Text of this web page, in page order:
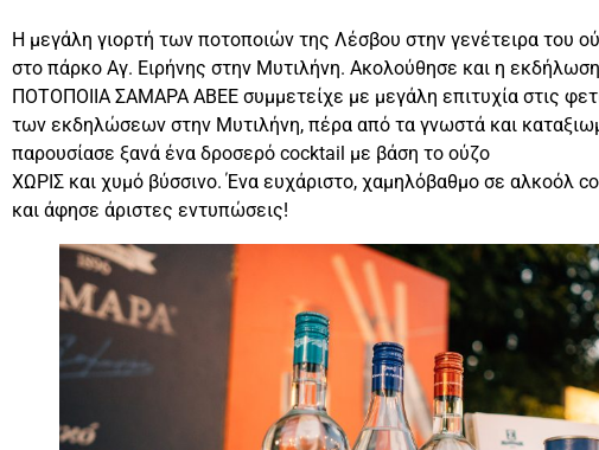
Η μεγάλη γιορτή των ποτοποιών της Λέσβου στην γενέτειρα του
στο πάρκο Αγ. Ειρήνης στην Μυτιλήνη. Ακολούθησε και η
ΠΟΤΟΠΟΙΙΑ ΣΑΜΑΡΑ ΑΒΕΕ συμμετείχε με μεγάλη επιτυχία στις
των εκδηλώσεων στην Μυτιλήνη, πέρα από τα γνωστά και
παρουσίασε ξανά ένα δροσερό cocktail με βάση το ούζο
ΧΩΡΙΣ και χυμό βύσσινο. Ένα ευχάριστο, χαμηλόβαθμο σε αλκοόλ
και άφησε άριστες εντυπώσεις!